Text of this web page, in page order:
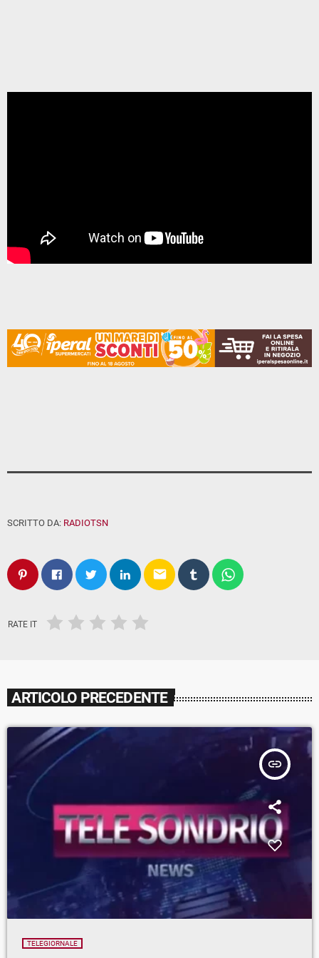
SCRITTO DA: RADIOTSN
email
RATE IT
ARTICOLO PRECEDENTE
insert_link
TELEGIORNALE